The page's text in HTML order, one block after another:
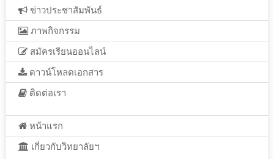
ข่าวประชาสัมพันธ์
ภาพกิจกรรม
สมัครเรียนออนไลน์
ดาวน์โหลดเอกสาร
ติดต่อเรา
หน้าแรก
เกี่ยวกับวิทยาลัยฯ